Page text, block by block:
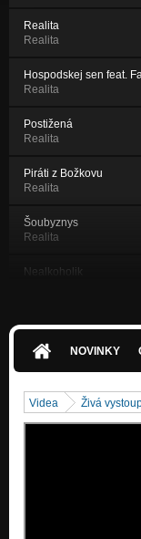
Realita
Realita
Hospodskej sen feat.
Realita
Postižená
Realita
Piráti z Božkovu
Realita
Šoubyznys
Realita
Nealkoholik
Proč
Pomsta
NOVINKY
Videa Živá